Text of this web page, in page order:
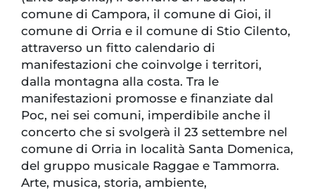
comune di Campora, il comune di Gioi, il
comune di Orria e il comune di Stio Cilento,
attraverso un fitto calendario di
manifestazioni che coinvolge i territori,
dalla montagna alla costa. Tra le
manifestazioni promosse e finanziate dal
Poc, nei sei comuni, imperdibile anche il
concerto che si svolgerà il 23 settembre nel
comune di Orria in località Santa Domenica,
del gruppo musicale Raggae e Tammorra.
Arte, musica, storia, ambiente,